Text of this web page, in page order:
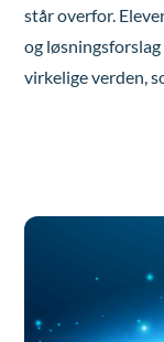
står overfor.
og
virkelige verden,